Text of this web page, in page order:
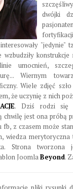
dwójki
"jedynie"
konstrukcje
umocnień,
Wiernym
Wiele zdjęć
że uczynię z nich
. Dziś rodzi się
chwilę jest ona próbą
z czasem może
wiedza
Strona tworzona
JoomlaBeyond.